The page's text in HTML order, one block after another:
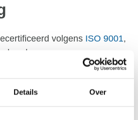
Details Over
volgens ISO 9001,
voor